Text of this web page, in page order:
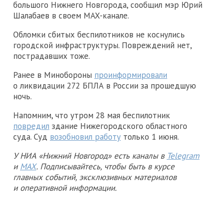
большого Нижнего Новгорода, сообщил мэр Юрий
Шалабаев в своем MAX-канале.
Обломки сбитых беспилотников не коснулись
городской инфраструктуры. Повреждений нет,
пострадавших тоже.
Ранее в Минобороны проинформировали
о ликвидации 272 БПЛА в России за прошедшую
ночь.
Напомним, что утром 28 мая беспилотник
повредил здание Нижегородского областного
суда. Суд возобновил работу только 1 июня.
У НИА «Нижний Новгород» есть каналы в Telegram
и MAX. Подписывайтесь, чтобы быть в курсе
главных событий, эксклюзивных материалов
и оперативной информации.